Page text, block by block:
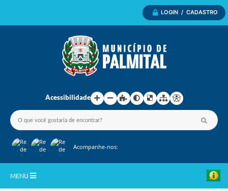
LOGIN / CADASTRO
Acessibilidade
Acompanhe-nos:
MENU